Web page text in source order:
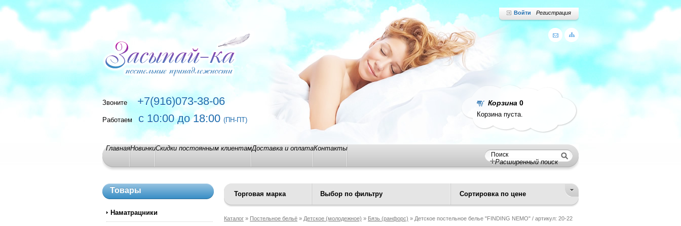
Звоните+7(916)073-38-06
Работаем с 10:00 до 18:00 (ПН-ПТ)
Корзина 0
Корзина пуста.
Войти Регистрация
ГлавнаяНовинкиСкидки постоянным клиентамДоставка и оплатаКонтакты
Расширенный поиск
Товары
Наматрацники
Торговая марка Выбор по фильтру Сортировка по цене
Каталог » Постельное бельё » Детское (молодежное) » Бязь (ранфорс) » Детское постельное белье "FINDING NEMO" / артикул: 20-22